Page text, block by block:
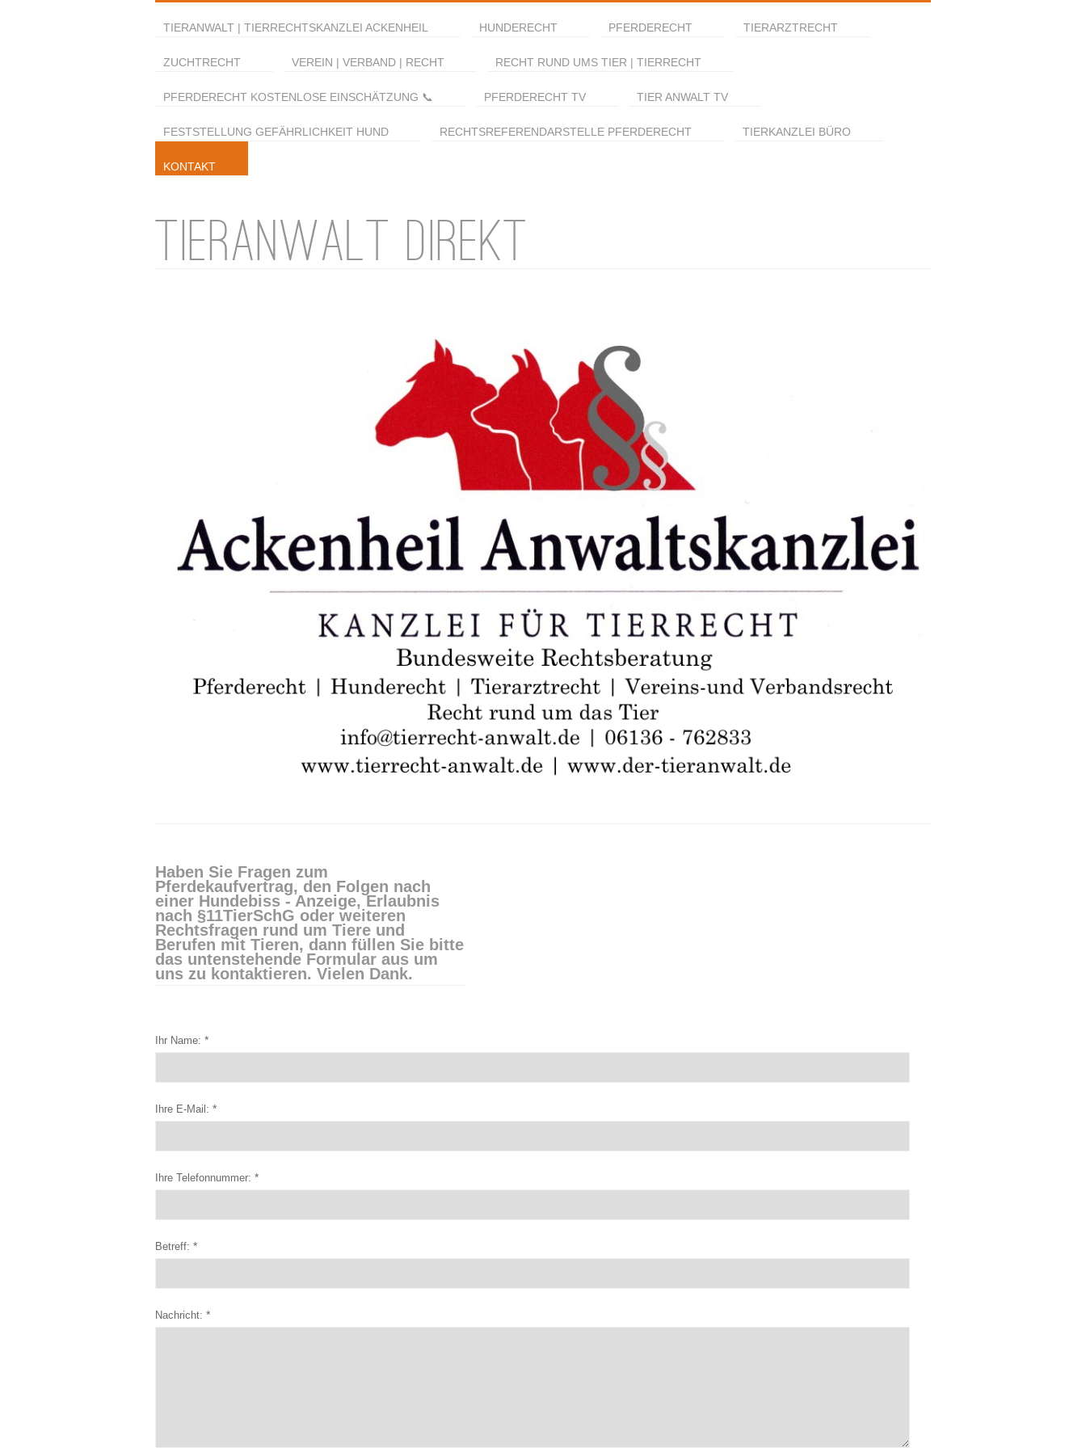
TIERANWALT | TIERRECHTSKANZLEI ACKENHEIL HUNDERECHT PFERDERECHT TIERARZTRECHT
ZUCHTRECHT VEREIN | VERBAND | RECHT RECHT RUND UMS TIER | TIERRECHT
PFERDERECHT KOSTENLOSE EINSCHÄTZUNG 📞 PFERDERECHT TV TIER ANWALT TV
FESTSTELLUNG GEFÄHRLICHKEIT HUND RECHTSREFERENDARSTELLE PFERDERECHT TIERKANZLEI BÜRO
KONTAKT
TIERANWALT DIREKT
Haben Sie Fragen zum
Pferdekaufvertrag, den Folgen nach
einer Hundebiss - Anzeige, Erlaubnis
nach §11TierSchG oder weiteren
Rechtsfragen rund um Tiere und
Berufen mit Tieren, dann füllen Sie bitte
das untenstehende Formular aus um
uns zu kontaktieren. Vielen Dank.
Ihr Name: *
Ihre E-Mail: *
Ihre Telefonnummer: *
Betreff: *
Nachricht: *